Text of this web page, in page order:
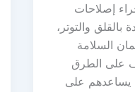
إصلاحات
والتوتر،
السلامة
على الطرق
يساعدهم على